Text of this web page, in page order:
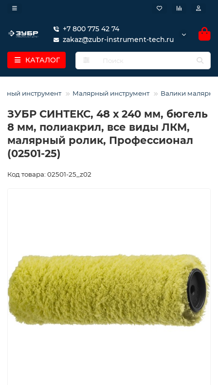
+7 800 775 42 74
zakaz@zubr-instrument-tech.ru
КАТАЛОГ
инструмент Малярный инструмент Валики
ЗУБР СИНТЕКС, 48 х 240 мм, бюгель
8 мм, полиакрил, все виды ЛКМ,
малярный ролик, Профессионал
(02501-25)
Код товара: 02501-25_z02